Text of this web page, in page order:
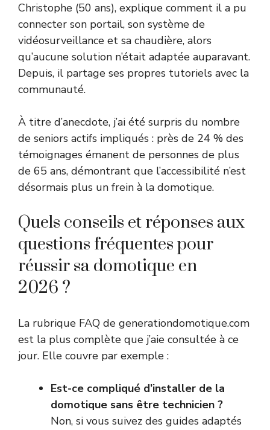
Christophe (50 ans), explique comment il a pu
connecter son portail, son système de
vidéosurveillance et sa chaudière, alors
qu’aucune solution n’était adaptée auparavant.
Depuis, il partage ses propres tutoriels avec la
communauté.
À titre d’anecdote, j’ai été surpris du nombre
de seniors actifs impliqués : près de 24 % des
témoignages émanent de personnes de plus
de 65 ans, démontrant que l’accessibilité n’est
désormais plus un frein à la domotique.
Quels conseils et réponses aux
questions fréquentes pour
réussir sa domotique en
2026 ?
La rubrique FAQ de generationdomotique.com
est la plus complète que j’aie consultée à ce
jour. Elle couvre par exemple :
Est-ce compliqué d’installer de la
domotique sans être technicien ?
Non, si vous suivez des guides adaptés